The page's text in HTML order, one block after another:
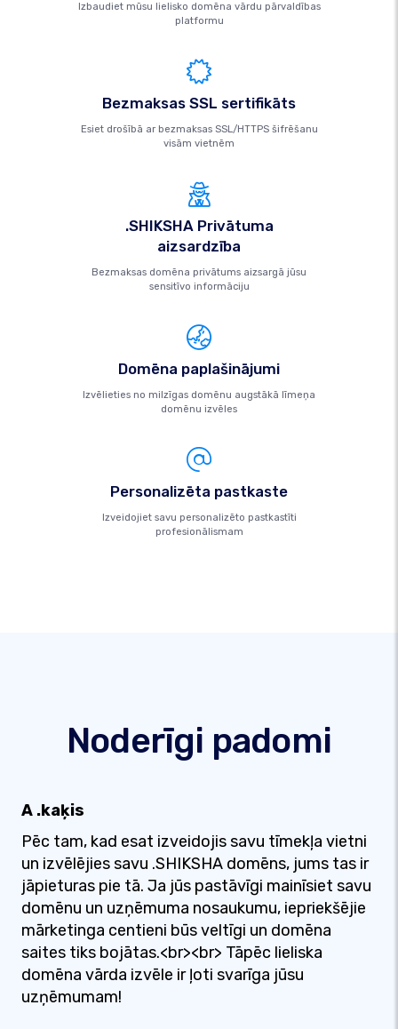
Izbaudiet mūsu lielisko domēna vārdu pārvaldības
platformu
Bezmaksas SSL sertifikāts
Esiet drošībā ar bezmaksas SSL/HTTPS šifrēšanu
visām vietnēm
.SHIKSHA Privātuma
aizsardzība
Bezmaksas domēna privātums aizsargā jūsu
sensitīvo informāciju
Domēna paplašinājumi
Izvēlieties no milzīgas domēnu augstākā līmeņa
domēnu izvēles
Personalizēta pastkaste
Izveidojiet savu personalizēto pastkastīti
profesionālismam
Noderīgi padomi
A .kaķis
Pēc tam, kad esat izveidojis savu tīmekļa vietni
un izvēlējies savu .SHIKSHA domēns, jums tas ir
jāpieturas pie tā. Ja jūs pastāvīgi mainīsiet savu
domēnu un uzņēmuma nosaukumu, iepriekšējie
mārketinga centieni būs veltīgi un domēna
saites tiks bojātas.<br><br> Tāpēc lieliska
domēna vārda izvēle ir ļoti svarīga jūsu
uzņēmumam!